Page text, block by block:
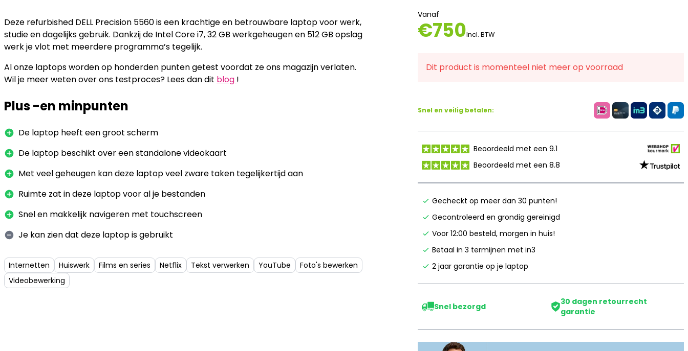
Deze refurbished DELL Precision 5560 is een krachtige en betrouwbare laptop voor werk,
studie en dagelijks gebruik. Dankzij de Intel Core i7, 32 GB werkgeheugen en 512 GB opslag
werk je vlot met meerdere programma’s tegelijk.
Al onze laptops worden op honderden punten getest voordat ze ons magazijn verlaten.
Wil je meer weten over ons testproces? Lees dan dit blog !
Plus -en minpunten
De laptop heeft een groot scherm
De laptop beschikt over een standalone videokaart
Met veel geheugen kan deze laptop veel zware taken tegelijkertijd aan
Ruimte zat in deze laptop voor al je bestanden
Snel en makkelijk navigeren met touchscreen
Je kan zien dat deze laptop is gebruikt
Internetten Huiswerk Films en series Netflix Tekst verwerken YouTube
Foto's bewerken
Videobewerking
Vanaf
€750Incl. BTW
Dit product is momenteel niet meer op voorraad
Snel en veilig betalen:
Beoordeeld met een 9.1
Beoordeeld met een 8.8
Gecheckt op meer dan 30 punten!
Gecontroleerd en grondig gereinigd
Voor 12:00 besteld, morgen in huis!
Betaal in 3 termijnen met in3
2 jaar garantie op je laptop
Snel bezorgd
30 dagen retourrecht
garantie